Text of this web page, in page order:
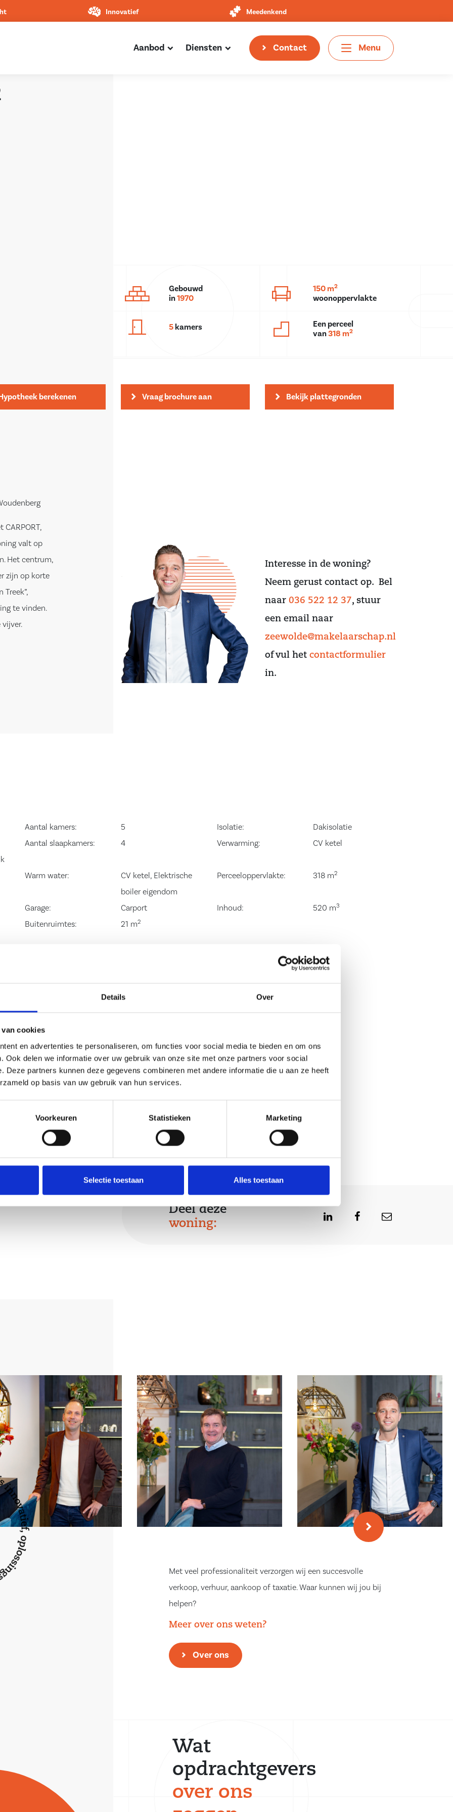
Details Over
van cookies
en advertenties te personaliseren, om functies voor social media te bieden en om ons
Ook delen we informatie over uw gebruik van onze site met onze partners voor social
Deze partners kunnen deze gegevens combineren met andere informatie die u aan ze heeft
op basis van uw gebruik van hun services.
Voorkeuren Statistieken Marketing
Selectie toestaan Alles toestaan
Innovatief Meedenkend
Aanbod Diensten Contact Menu
Gebouwd
in1970
150 m2
woonoppervlakte
5kamers
Een perceel
van318 m2
berekenen Vraag brochure aan Bekijk plattegronden
CARPORT,
valt op
Het centrum,
zijn op korte
Treek”,
te vinden.
en
veel
van een
alsmede
uitgevoerd in
droger. De
en veel
van
voldoende
bevindt
te
gemak eens
ons te bellen
Interesse in de woning?
Neem gerust contact op. Bel
naar 036 522 12 37, stuur
een email naar
zeewolde@makelaarschap.nl
of vul het contactformulier
in.
Aantal kamers: 5 Isolatie:
Dakisolatie
Aantal slaapkamers: 4 Verwarming: CV ketel
Warm water:
CV ketel, Elektrische
boiler eigendom
Perceeloppervlakte: 318 m2
Garage: Carport Inhoud: 520 m3
Buitenruimtes: 21 m2
Deel deze
woning:
Met veel professionaliteit verzorgen wij een succesvolle
verkoop, verhuur, aankoop of taxatie. Waar kunnen wij jou bij
helpen?
Meer over ons weten?
Over ons
Wat
opdrachtgevers
over ons